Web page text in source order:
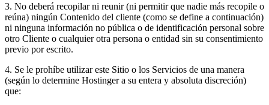
3. No deberá recopilar ni reunir (ni permitir que nadie más recopile o
reúna) ningún Contenido del cliente (como se define a continuación)
ni ninguna información no pública o de identificación personal sobre
otro Cliente o cualquier otra persona o entidad sin su consentimiento
previo por escrito.
4. Se le prohíbe utilizar este Sitio o los Servicios de una manera
(según lo determine Hostinger a su entera y absoluta discreción)
que: